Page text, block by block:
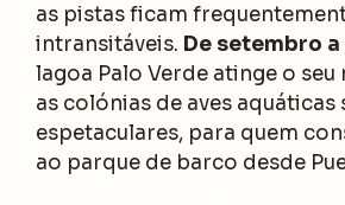
as pistas ficam
intransitáveis. De setembro
lagoa Palo Verde atinge o
as colónias de aves aquáticas
espetaculares, para quem
ao parque de barco desde